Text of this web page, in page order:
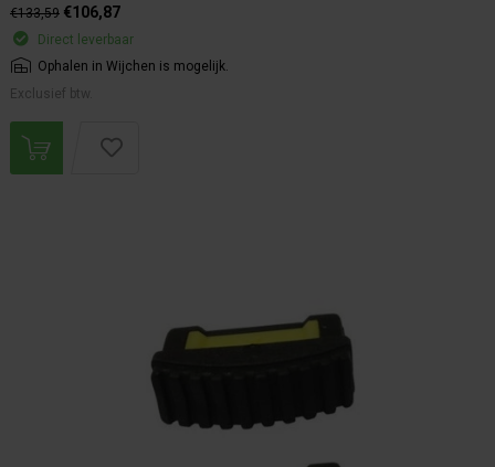
€133,59 €106,87
Direct leverbaar
Ophalen in Wijchen is mogelijk.
Exclusief btw.